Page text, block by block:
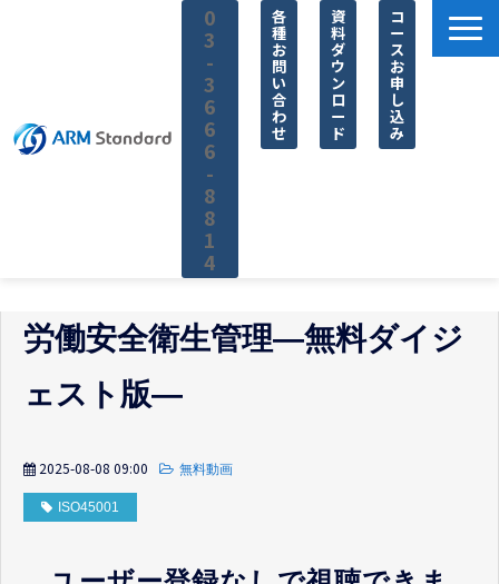
0
3
-
3
6
6
6
-
8
8
1
4
各
種
お
問
い
合
わ
せ
資
料
ダ
ウ
ン
ロ
ー
ド
コ
ー
ス
お
申
し
込
み
料金
企業情報
労働安全衛生管理―無料ダイジ
ェスト版―
2025-08-08 09:00 無料動画
ISO45001